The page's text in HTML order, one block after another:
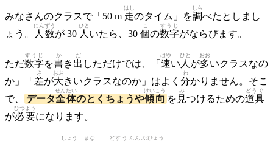
みなさんのクラスで「50 m 走
はし
のタイム」を調
しら
べたとしまし
ょう。
人数
にんずう
が 30 人
ひと
いたら、30 個
こ
の数字
すうじ
がならびます。
ただ数字
すうじ
を書
か
き 出
だ
しただけでは、「 速
はや
い 人
ひと
が多
おお
いクラスなの
か」「 差
さ
が大
おお
きいクラスなのか」はよく 分
わ
かりません。そこ
で、
データ全体
ぜんたい
のとくちょうや傾
けい
向
こう
を 見
み
つけるための道具
どうぐ
が必要
ひつよう
になります。
しょう まな どすう ぶんぷひょう